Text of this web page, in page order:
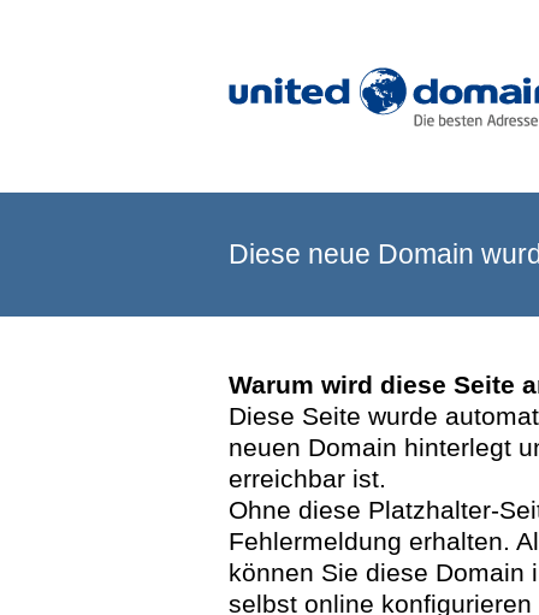
Diese neue Domain
Warum wird diese Seite
Diese Seite wurde
neuen Domain hinterlegt
erreichbar ist.
Ohne diese Platzhalter-
Fehlermeldung erhalten.
können Sie diese Domain
selbst online